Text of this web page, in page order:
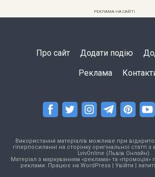
РЕКЛАМА НА САЙТІ
Про сайт Додати подію
Реклама
Використання матеріалів можливе при
гіперпосиланні на сторінку оригінальної статті
LvivOnline (Львів Онлайн).
Матеріал з маркуванням «реклама» та «промоція»
реклами. Працює на WordPress| Увійти |